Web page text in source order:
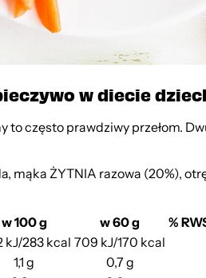
w diecie
często prawdziwy przełom.
mąka ŻYTNIA razowa (20%),
w 100 g
w 60 g
%
kJ/283 kcal 709 kJ/170 kcal
1,1 g 0,7 g